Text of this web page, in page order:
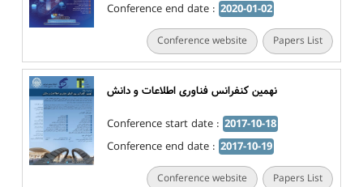
Conference end date : 2020-01-02
Conference website Papers List
نهمین کنفرانس فناوری اطلاعات و دانش
Conference start date : 2017-10-18
Conference end date : 2017-10-19
Conference website Papers List